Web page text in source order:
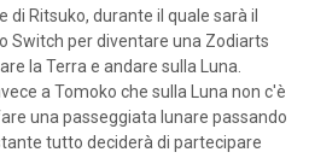
di Ritsuko, durante il quale sarà il
Switch per diventare una Zodiarts
la Terra e andare sulla Luna.
a Tomoko che sulla Luna non c'è
una passeggiata lunare passando
tutto deciderà di partecipare